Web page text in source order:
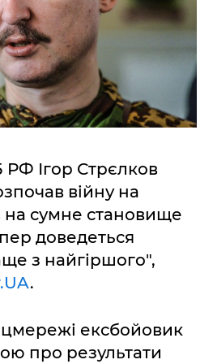
Ігор Стрєлков
війну на
на сумне становище
доведеться
з найгіршого",
.
ексбойовик
про результати